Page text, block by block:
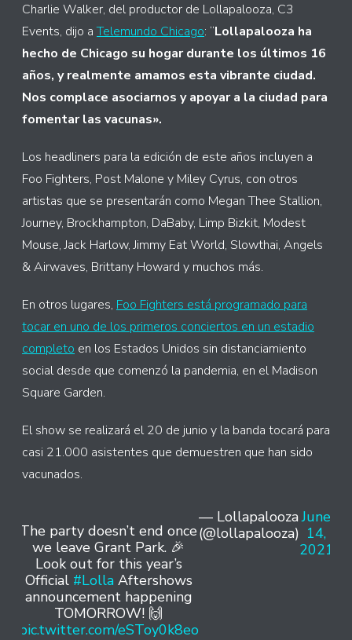
Charlie Walker, del productor de Lollapalooza, C3
Events, dijo aTelemundo Chicago: “Lollapalooza ha
hecho de Chicago su hogar durante los últimos 16
años, y realmente amamos esta vibrante ciudad.
Nos complace asociarnos y apoyar a la ciudad para
fomentar las vacunas».
Los headliners para la edición de este años incluyen a
Foo Fighters, Post Malone y Miley Cyrus, con otros
artistas que se presentarán como Megan Thee Stallion,
Journey, Brockhampton, DaBaby, Limp Bizkit, Modest
Mouse, Jack Harlow, Jimmy Eat World, Slowthai, Angels
& Airwaves, Brittany Howard y muchos más.
En otros lugares, Foo Fighters está programado para
tocar en uno de los primeros conciertos en un estadio
completo en los Estados Unidos sin distanciamiento
social desde que comenzó la pandemia, en el Madison
Square Garden.
El show se realizará el 20 de junio y la banda tocará para
casi 21.000 asistentes que demuestren que han sido
vacunados.
The party doesn’t end once
we leave Grant Park. 🎉
Look out for this year’s
Official #LollaAftershows
announcement happening
TOMORROW! 🙌
pic.twitter.com/eSToy0k8eo
— Lollapalooza
(@lollapalooza)
June
14,
2021